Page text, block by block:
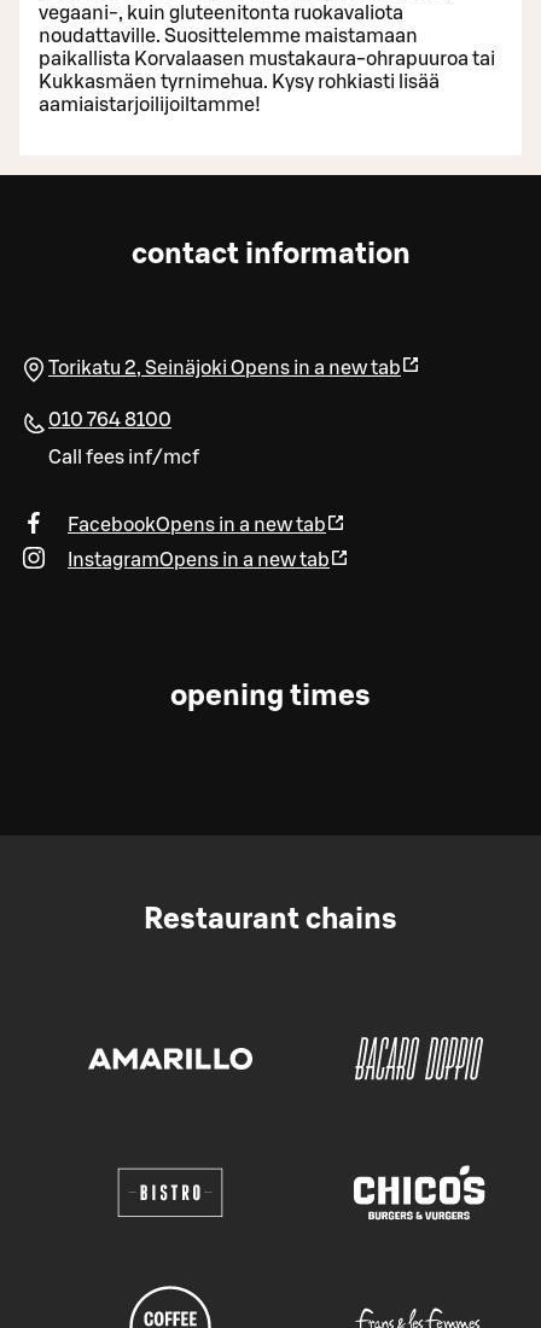
vegaani-, kuin gluteenitonta ruokavaliota
noudattaville. Suosittelemme maistamaan
paikallista Korvalaasen mustakaura-ohrapuuroa tai
Kukkasmäen tyrnimehua. Kysy rohkiasti lisää
aamiaistarjoilijoiltamme!
contact information
Torikatu 2, Seinäjoki Opens in a new tab
010 764 8100
Call fees inf/mcf
FacebookOpens in a new tab
InstagramOpens in a new tab
opening times
Restaurant chains